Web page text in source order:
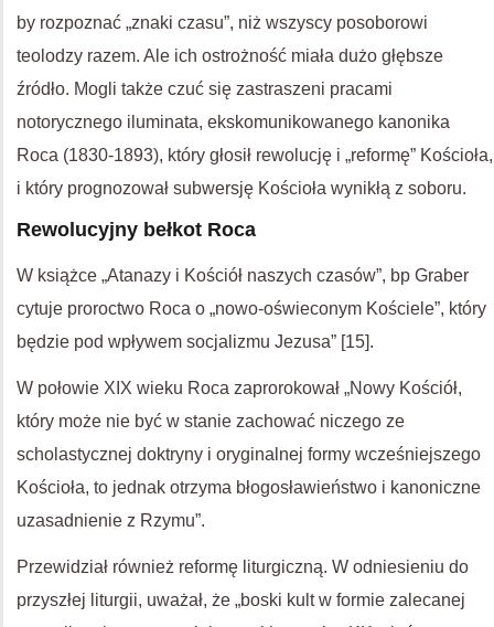
by rozpoznać „znaki czasu”, niż wszyscy posoborowi
teolodzy razem. Ale ich ostrożność miała dużo głębsze
źródło. Mogli także czuć się zastraszeni pracami
notorycznego iluminata, ekskomunikowanego kanonika
Roca (1830-1893), który głosił rewolucję i „reformę” Kościoła,
i który prognozował subwersję Kościoła wynikłą z soboru.
Rewolucyjny bełkot Roca
W książce „Atanazy i Kościół naszych czasów”, bp Graber
cytuje proroctwo Roca o „nowo-oświeconym Kościele”, który
będzie pod wpływem socjalizmu Jezusa” [15].
W połowie XIX wieku Roca zaprorokował „Nowy Kościół,
który może nie być w stanie zachować niczego ze
scholastycznej doktryny i oryginalnej formy wcześniejszego
Kościoła, to jednak otrzyma błogosławieństwo i kanoniczne
uzasadnienie z Rzymu”.
Przewidział również reformę liturgiczną. W odniesieniu do
przyszłej liturgii, uważał, że „boski kult w formie zalecanej